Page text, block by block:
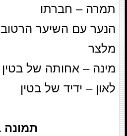
תמרה – חברתו
הנער עם השיער הרטוב
מלצר
מינה – אחותה של בטין
לאון – ידיד של בטין
תמונה 1